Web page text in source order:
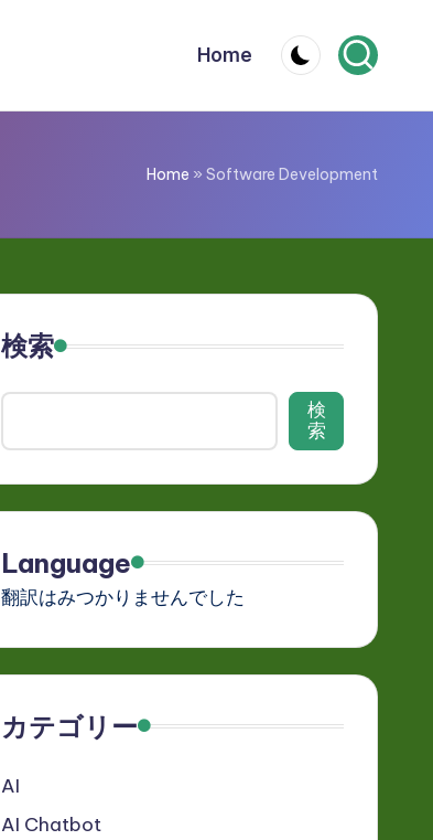
Home
Home » Software Development
検索
検
索
Language
翻訳はみつかりませんでした
カテゴリー
AI
AI Chatbot